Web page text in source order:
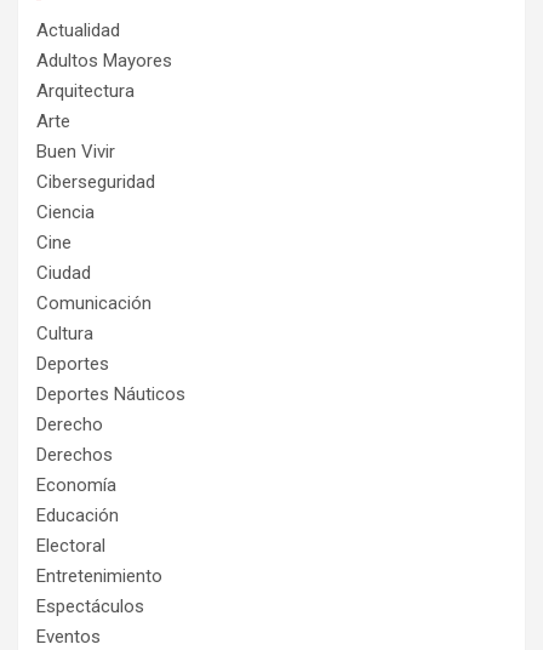
Actualidad
Adultos Mayores
Arquitectura
Arte
Buen Vivir
Ciberseguridad
Ciencia
Cine
Ciudad
Comunicación
Cultura
Deportes
Deportes Náuticos
Derecho
Derechos
Economía
Educación
Electoral
Entretenimiento
Espectáculos
Eventos